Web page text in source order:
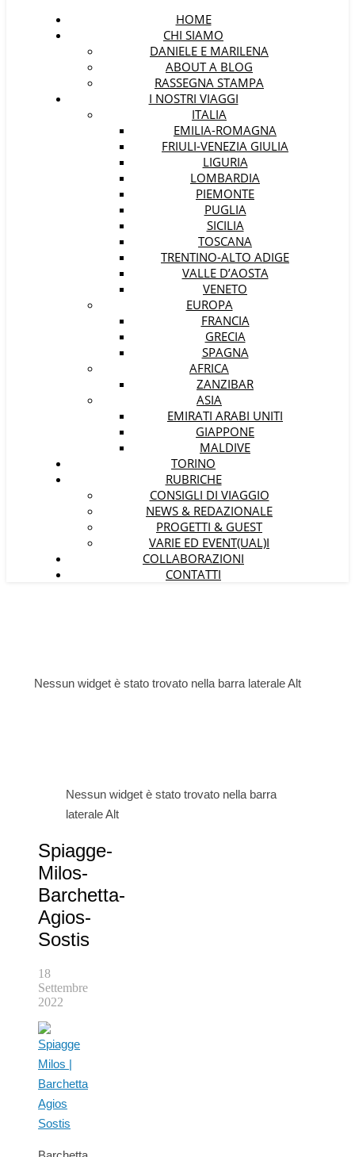
HOME
CHI SIAMO
DANIELE E MARILENA
ABOUT A BLOG
RASSEGNA STAMPA
I NOSTRI VIAGGI
ITALIA
EMILIA-ROMAGNA
FRIULI-VENEZIA GIULIA
LIGURIA
LOMBARDIA
PIEMONTE
PUGLIA
SICILIA
TOSCANA
TRENTINO-ALTO ADIGE
VALLE D’AOSTA
VENETO
EUROPA
FRANCIA
GRECIA
SPAGNA
AFRICA
ZANZIBAR
ASIA
EMIRATI ARABI UNITI
GIAPPONE
MALDIVE
TORINO
RUBRICHE
CONSIGLI DI VIAGGIO
NEWS & REDAZIONALE
PROGETTI & GUEST
VARIE ED EVENT(UAL)I
COLLABORAZIONI
CONTATTI
Nessun widget è stato trovato nella barra laterale Alt
Nessun widget è stato trovato nella barra
laterale Alt
Spiagge-
Milos-
Barchetta-
Agios-
Sostis
18
Settembre
2022